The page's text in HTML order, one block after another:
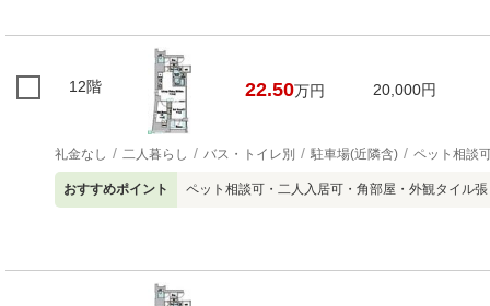
12階 22.50万円 20,000円
礼金なし 二人暮らし バス・トイレ別 駐車場(近隣含) ペット相談
おすすめポイント ペット相談可・二人入居可・角部屋・外観タイル